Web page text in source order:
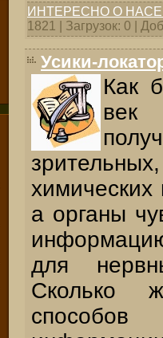
ИНТЕРЕСНО О
1821 | Загрузок: 0 |
Усики-
Как
век
химических
а органы
для
Сколько